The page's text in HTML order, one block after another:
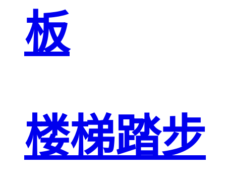
板
楼梯踏步